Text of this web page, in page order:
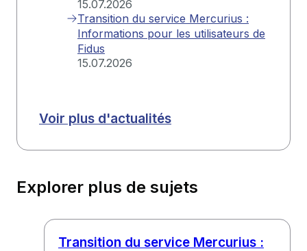
15.07.2026
Transition du service Mercurius :
Informations pour les utilisateurs de
Fidus
15.07.2026
Voir plus d'actualités
Explorer plus de sujets
Transition du service Mercurius :